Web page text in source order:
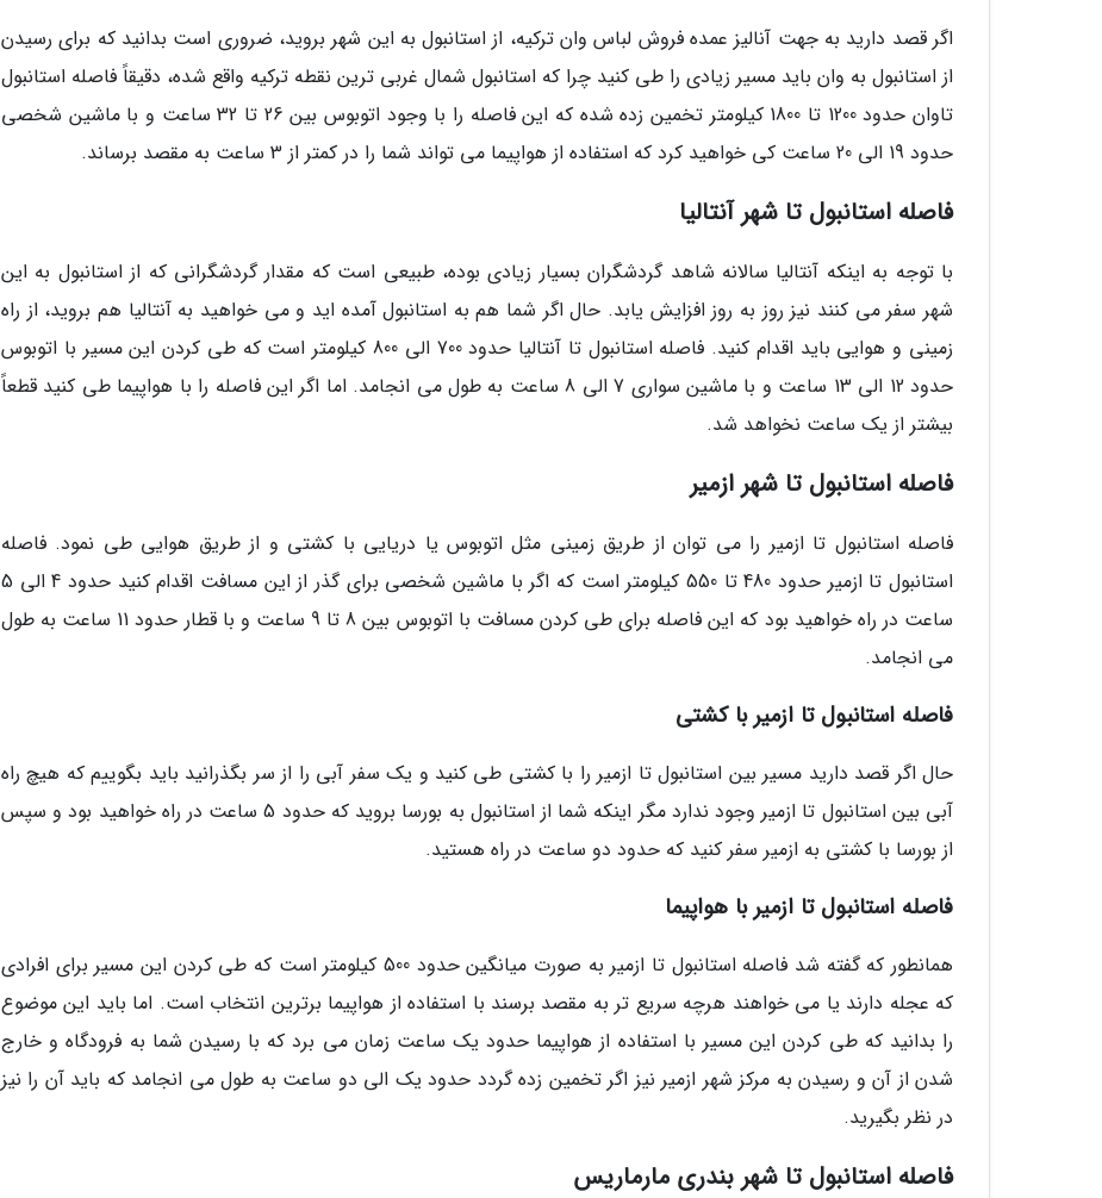
اگر قصد دارید به جهت آنالیز عمده فروش لباس وان ترکیه، از استانبول به این شهر بروید، ضروری است بدانید که برای رسیدن
از استانبول به وان باید مسیر زیادی را طی کنید چرا که استانبول شمال غربی ترین نقطه ترکیه واقع شده، دقیقاً فاصله استانبول
تاوان حدود 1200 تا 1800 کیلومتر تخمین زده شده که این فاصله را با وجود اتوبوس بین 26 تا 32 ساعت و با ماشین شخصی
حدود 19 الی 20 ساعت کی خواهید کرد که استفاده از هواپیما می تواند شما را در کمتر از 3 ساعت به مقصد برساند.
فاصله استانبول تا شهر آنتالیا
با توجه به اینکه آنتالیا سالانه شاهد گردشگران بسیار زیادی بوده، طبیعی است که مقدار گردشگرانی که از استانبول به این
شهر سفر می کنند نیز روز به روز افزایش یابد. حال اگر شما هم به استانبول آمده اید و می خواهید به آنتالیا هم بروید، از راه
زمینی و هوایی باید اقدام کنید. فاصله استانبول تا آنتالیا حدود 700 الی 800 کیلومتر است که طی کردن این مسیر با اتوبوس
حدود 12 الی 13 ساعت و با ماشین سواری 7 الی 8 ساعت به طول می انجامد. اما اگر این فاصله را با هواپیما طی کنید قطعاً
بیشتر از یک ساعت نخواهد شد.
فاصله استانبول تا شهر ازمیر
فاصله استانبول تا ازمیر را می توان از طریق زمینی مثل اتوبوس یا دریایی با کشتی و از طریق هوایی طی نمود. فاصله
استانبول تا ازمیر حدود 480 تا 550 کیلومتر است که اگر با ماشین شخصی برای گذر از این مسافت اقدام کنید حدود 4 الی 5
ساعت در راه خواهید بود که این فاصله برای طی کردن مسافت با اتوبوس بین 8 تا 9 ساعت و با قطار حدود 11 ساعت به طول
می انجامد.
فاصله استانبول تا ازمیر با کشتی
حال اگر قصد دارید مسیر بین استانبول تا ازمیر را با کشتی طی کنید و یک سفر آبی را از سر بگذرانید باید بگوییم که هیچ راه
آبی بین استانبول تا ازمیر وجود ندارد مگر اینکه شما از استانبول به بورسا بروید که حدود 5 ساعت در راه خواهید بود و سپس
از بورسا با کشتی به ازمیر سفر کنید که حدود دو ساعت در راه هستید.
فاصله استانبول تا ازمیر با هواپیما
همانطور که گفته شد فاصله استانبول تا ازمیر به صورت میانگین حدود 500 کیلومتر است که طی کردن این مسیر برای افرادی
که عجله دارند یا می خواهند هرچه سریع تر به مقصد برسند با استفاده از هواپیما برترین انتخاب است. اما باید این موضوع
را بدانید که طی کردن این مسیر با استفاده از هواپیما حدود یک ساعت زمان می برد که با رسیدن شما به فرودگاه و خارج
شدن از آن و رسیدن به مرکز شهر ازمیر نیز اگر تخمین زده گردد حدود یک الی دو ساعت به طول می انجامد که باید آن را نیز
در نظر بگیرید.
فاصله استانبول تا شهر بندری مارماریس